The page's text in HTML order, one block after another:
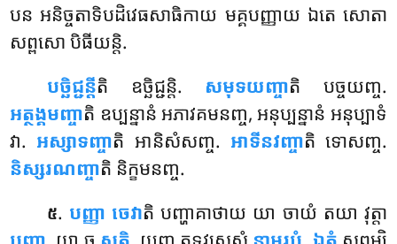
បន អនិច្ចតាទិបដិវេធសាធិកាយ មគ្គបញ្ញាយ ឯតេ សោតា
សព្ពសោ បិធីយន្តិ.
បច្ឆិជ្ជន្តីតិ ឧច្ឆិជ្ជន្តិ. សមុទយញ្ចាតិ បច្ចយញ្ច.
អត្ថង្គមញ្ចាតិ ឧប្បន្នានំ អភាវគមនញ្ច, អនុប្បន្នានំ អនុប្បាទំ
វា. អស្សាទញ្ចាតិ អានិសំសញ្ច. អាទីនវញ្ចាតិ ទោសញ្ច.
និស្សរណញ្ចាតិ និក្ខមនញ្ច.
៥. បញ្ញា ចេវាតិ បញ្ហាគាថាយ យា ចាយំ តយា វុត្តា